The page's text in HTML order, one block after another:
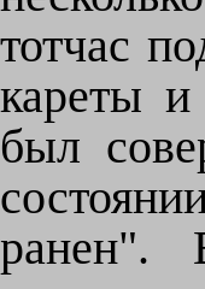
тотчас
кареты и
был
ранен".